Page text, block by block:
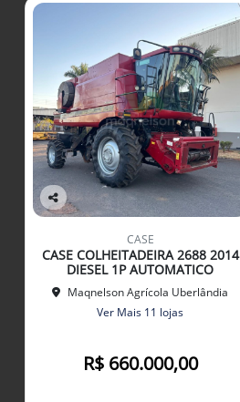
Co
arti
lhe
CASE
CASE COLHEITADEIRA 2688 2014
DIESEL 1P AUTOMATICO
Maqnelson Agrícola Uberlândia
Ver Mais 11 lojas
R$ 660.000,00